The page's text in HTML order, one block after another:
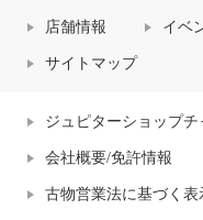
店舗情報 イベ
サイトマップ
ジュピターショップ
会社概要/免許情報
古物営業法に基づく表